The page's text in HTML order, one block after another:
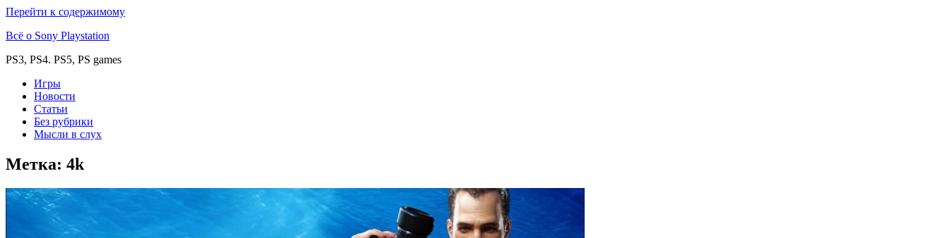
Перейти к содержимому
Всё о Sony Playstation
PS3, PS4. PS5, PS games
Игры
Новости
Статьи
Без рубрики
Мысли в слух
Метка: 4k